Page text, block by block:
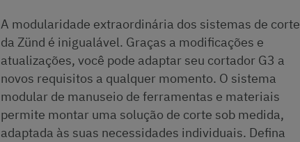
A modularidade extraordinária dos sistemas de corte
da Zünd é inigualável. Graças a modificações e
atualizações, você pode adaptar seu cortador G3 a
novos requisitos a qualquer momento. O sistema
modular de manuseio de ferramentas e materiais
permite montar uma solução de corte sob medida,
adaptada às suas necessidades individuais. Defina